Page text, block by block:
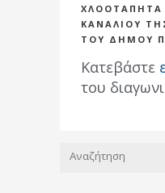
ΧΛΟΟΤΑΠΗΤΑ
ΚΑΝΑΛΙΟΥ
ΤΟΥ ΔΗΜΟΥ
Κατεβάστε
του